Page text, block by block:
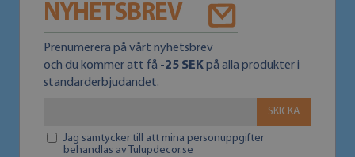
NYHETSBREV
Prenumerera på vårt nyhetsbrev
och du kommer att få -25 SEKpå alla produkter i
standarderbjudandet.
SKICKA
Jag samtycker till att mina personuppgifter
behandlas av Tulupdecor.se